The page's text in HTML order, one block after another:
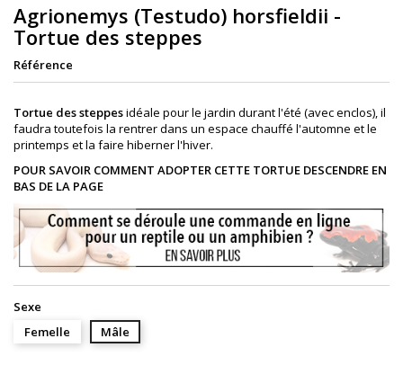
Agrionemys (Testudo) horsfieldii -
Tortue des steppes
Référence
Tortue des steppesidéale pour le jardin durant l'été (avec enclos), il
faudra toutefois la rentrer dans un espace chauffé l'automne et le
printemps et la faire hiberner l'hiver.
POUR SAVOIR COMMENT ADOPTER CETTE TORTUE DESCENDRE EN
BAS DE LA PAGE
Sexe
Femelle
Mâle